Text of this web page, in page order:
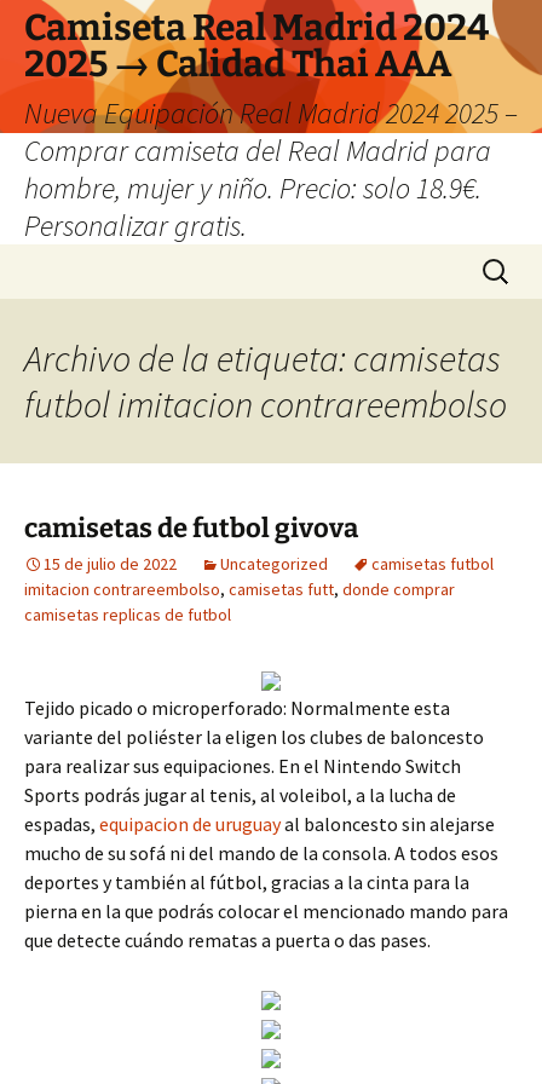
Camiseta Real Madrid 2024
2025 → Calidad Thai AAA
Nueva Equipación Real Madrid 2024 2025 –
Comprar camiseta del Real Madrid para
hombre, mujer y niño. Precio: solo 18.9€.
Personalizar gratis.
Buscar:
Archivo de la etiqueta: camisetas
futbol imitacion contrareembolso
camisetas de futbol givova
15 de julio de 2022 Uncategorized
camisetas futbol
imitacion contrareembolso, camisetas futt, donde comprar
camisetas replicas de futbol
Tejido picado o microperforado: Normalmente esta
variante del poliéster la eligen los clubes de baloncesto
para realizar sus equipaciones. En el Nintendo Switch
Sports podrás jugar al tenis, al voleibol, a la lucha de
espadas, equipacion de uruguayal baloncesto sin alejarse
mucho de su sofá ni del mando de la consola. A todos esos
deportes y también al fútbol, gracias a la cinta para la
pierna en la que podrás colocar el mencionado mando para
que detecte cuándo rematas a puerta o das pases.